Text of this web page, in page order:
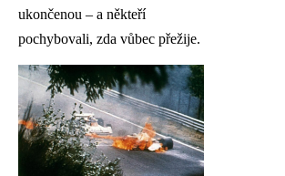
ukončenou – a někteří
pochybovali, zda vůbec přežije.